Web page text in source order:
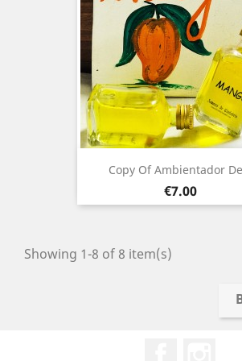
Copy Of Ambientador
Price
€7.00
Showing 1-8 of 8 item(s)